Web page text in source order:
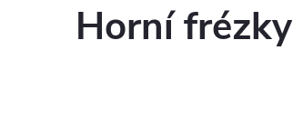
Horní frézky